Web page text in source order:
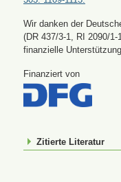
Wir danken der
(DR 437/3-1, RI 2090/
finanzielle
Finanziert von
Zitierte Literatur